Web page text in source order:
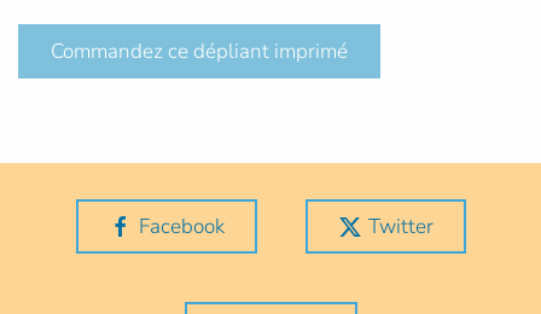
Commandez ce dépliant imprimé
Facebook Twitter